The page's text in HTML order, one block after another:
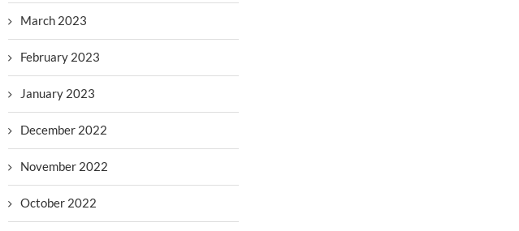
March 2023
February 2023
January 2023
December 2022
November 2022
October 2022